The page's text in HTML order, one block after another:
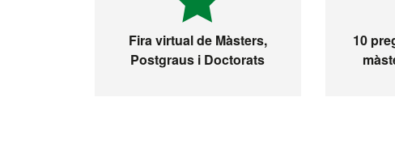
Fira virtual de Màsters,
Postgraus i Doctorats
10